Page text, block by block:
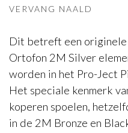
VERVANG NAALD
Dit betreft een originele
Ortofon 2M Silver
worden in het Pro-Ject
Het speciale kenmerk
koperen spoelen,
in de 2M Bronze en